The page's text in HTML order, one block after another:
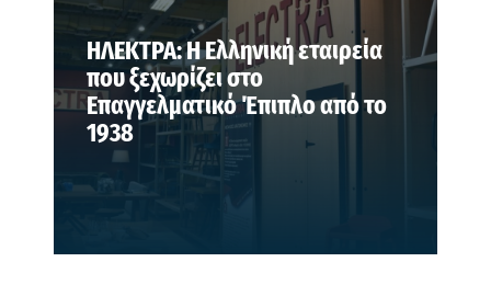
ΗΛΕΚΤΡΑ: Η Ελληνική εταιρεία
που ξεχωρίζει στο
Επαγγελματικό Έπιπλο από το
1938